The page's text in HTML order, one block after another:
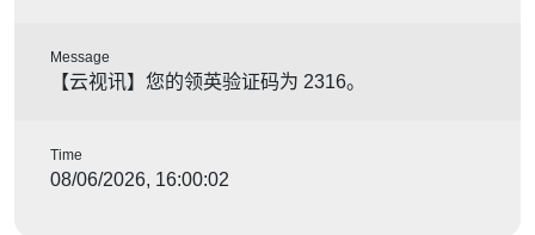
Message
【云视讯】您的领英验证码为 2316。
Time
08/06/2026, 16:00:02